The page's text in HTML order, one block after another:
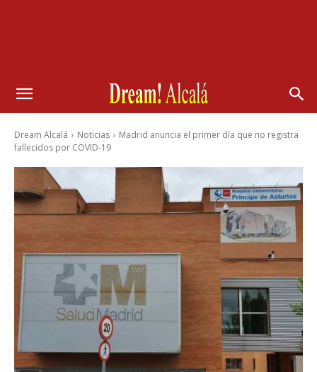
Dream Alcalá Noticias
Madrid anuncia el primer día que no registra
fallecidos por COVID-19